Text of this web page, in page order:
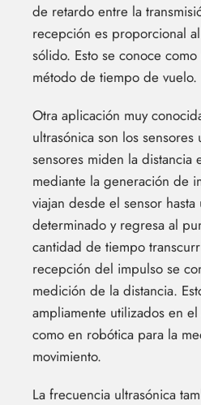
de retardo entre la
recepción es proporcional
sólido. Esto se conoce
método de tiempo de vuelo.
Otra aplicación muy
ultrasónica son los sensores
sensores miden la distancia
mediante la generación de
viajan desde el sensor
determinado y regresa al
cantidad de tiempo
recepción del impulso se
medición de la distancia.
ampliamente utilizados en
como en robótica para la
movimiento.
La frecuencia ultrasónica